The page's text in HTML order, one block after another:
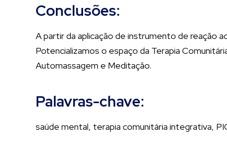
Conclusões:
A partir da aplicação de instrumento de reação
Potencializamos o espaço da Terapia
Automassagem e Meditação.​
Palavras-chave:
saúde mental, terapia comunitária integrativa,